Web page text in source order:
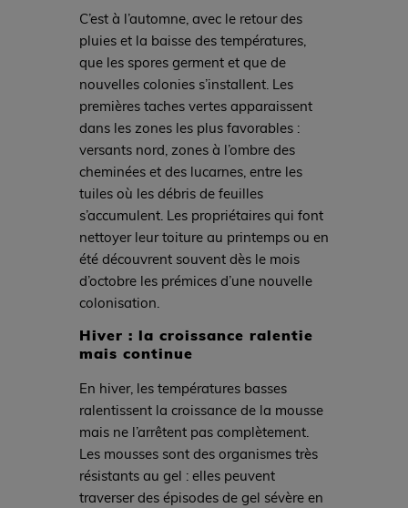
C’est à l’automne, avec le retour des
pluies et la baisse des températures,
que les spores germent et que de
nouvelles colonies s’installent. Les
premières taches vertes apparaissent
dans les zones les plus favorables :
versants nord, zones à l’ombre des
cheminées et des lucarnes, entre les
tuiles où les débris de feuilles
s’accumulent. Les propriétaires qui font
nettoyer leur toiture au printemps ou en
été découvrent souvent dès le mois
d’octobre les prémices d’une nouvelle
colonisation.
Hiver : la croissance ralentie
mais continue
En hiver, les températures basses
ralentissent la croissance de la mousse
mais ne l’arrêtent pas complètement.
Les mousses sont des organismes très
résistants au gel : elles peuvent
traverser des épisodes de gel sévère en